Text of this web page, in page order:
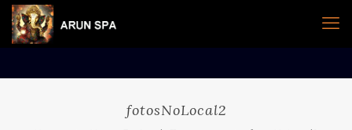
fotosNoLocal2